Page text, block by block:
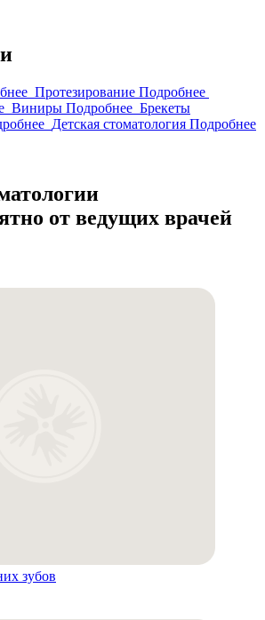
Протезирование Подробнее
Виниры Подробнее Брекеты
Детская стоматология Подробнее
от ведущих врачей
зубов